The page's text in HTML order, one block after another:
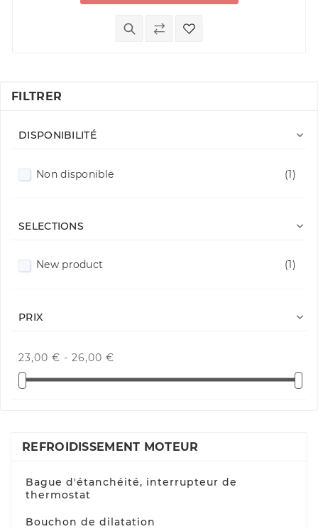
FILTRER
DISPONIBILITÉ 
Non disponible (1)
SELECTIONS 
New product (1)
PRIX 
23,00 € - 26,00 €
REFROIDISSEMENT MOTEUR
Bague d'étanchéité, interrupteur de
thermostat
Bouchon de dilatation